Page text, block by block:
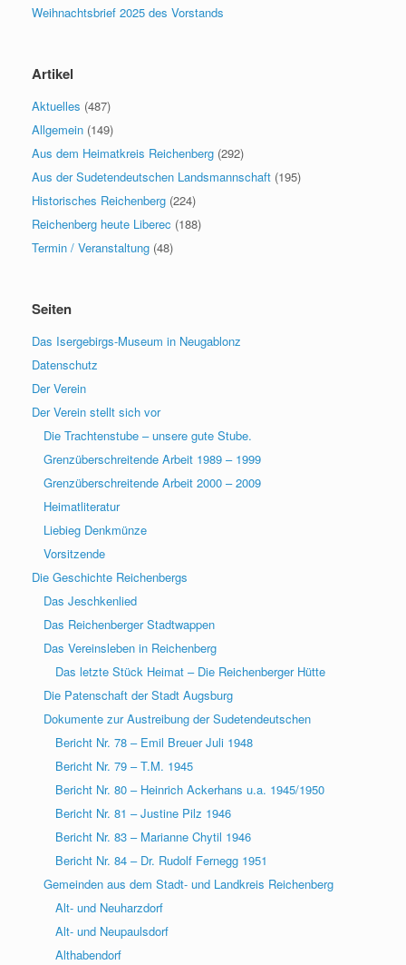
Weihnachtsbrief 2025 des Vorstands
Artikel
Aktuelles (487)
Allgemein (149)
Aus dem Heimatkreis Reichenberg (292)
Aus der Sudetendeutschen Landsmannschaft (195)
Historisches Reichenberg (224)
Reichenberg heute Liberec (188)
Termin / Veranstaltung (48)
Seiten
Das Isergebirgs-Museum in Neugablonz
Datenschutz
Der Verein
Der Verein stellt sich vor
Die Trachtenstube – unsere gute Stube.
Grenzüberschreitende Arbeit 1989 – 1999
Grenzüberschreitende Arbeit 2000 – 2009
Heimatliteratur
Liebieg Denkmünze
Vorsitzende
Die Geschichte Reichenbergs
Das Jeschkenlied
Das Reichenberger Stadtwappen
Das Vereinsleben in Reichenberg
Das letzte Stück Heimat – Die Reichenberger Hütte
Die Patenschaft der Stadt Augsburg
Dokumente zur Austreibung der Sudetendeutschen
Bericht Nr. 78 – Emil Breuer Juli 1948
Bericht Nr. 79 – T.M. 1945
Bericht Nr. 80 – Heinrich Ackerhans u.a. 1945/1950
Bericht Nr. 81 – Justine Pilz 1946
Bericht Nr. 83 – Marianne Chytil 1946
Bericht Nr. 84 – Dr. Rudolf Fernegg 1951
Gemeinden aus dem Stadt- und Landkreis Reichenberg
Alt- und Neuharzdorf
Alt- und Neupaulsdorf
Althabendorf